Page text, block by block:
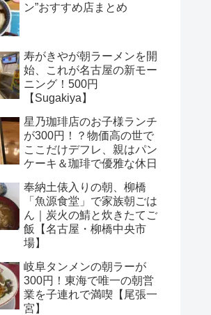
ン”おすすめ店まとめ
寿がきやが朝ラーメンを開
始、これが名古屋の新モー
ニング！500円
【Sugakiya】
星乃珈琲店のお子様ランチ
が300円！？物価高の世で
ここだけデフレ、親はパン
ケーキ＆珈琲で優雅な休日
奉納土俵入りの朝、柳橋
「魚源食堂」で家族朝ごは
ん｜炭火の鯖と炊きたてご
飯【名古屋・柳橋中央市
場】
岐阜タンメンの朝ラーが
300円！東海で唯一の朝営
業を子連れで満喫【尾張一
宮】